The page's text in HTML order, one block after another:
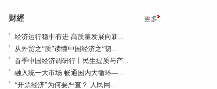
财經 更多
经济运行稳中有进 高质量发展向新...
从外贸之“质”读懂中国经济之“韧...
首季中国经济调研行丨民生提质与产...
融入统一大市场 畅通国内大循环—...
“开票经济”为何要严查？ 人民网...